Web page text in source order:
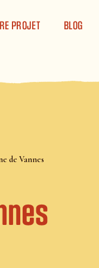
PROJET BLOG
de Vannes